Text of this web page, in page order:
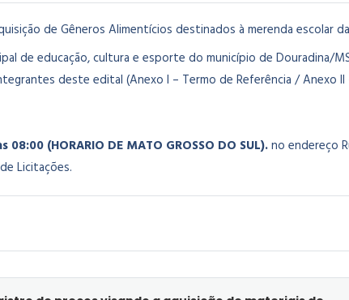
de Gêneros Alimentícios destinados à merenda escolar da
de educação, cultura e esporte do município de Douradina/
deste edital (Anexo I – Termo de Referência / Anexo II
08:00 (HORARIO DE MATO GROSSO DO SUL).no endereço
Licitações.